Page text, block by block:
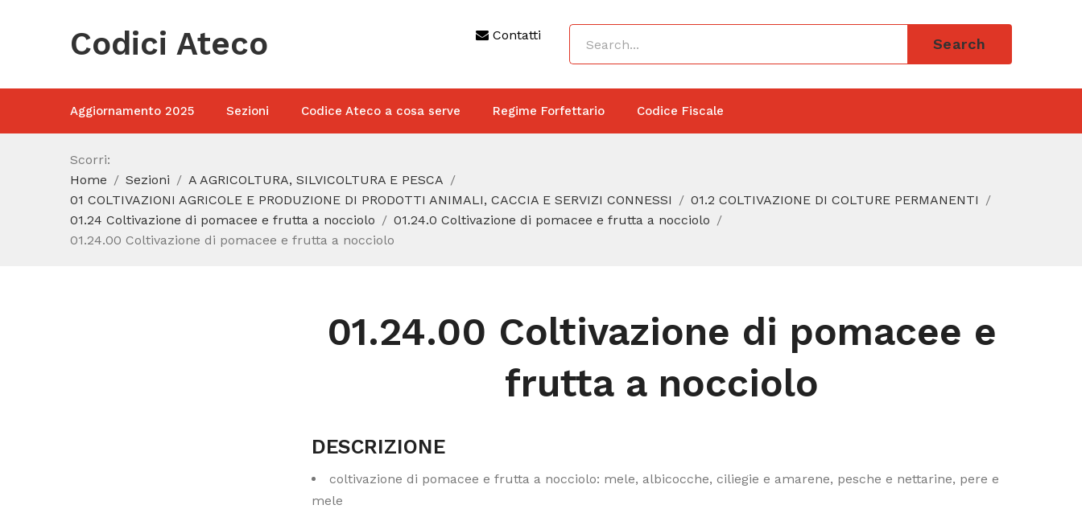
Codici Ateco Contatti
Search
Aggiornamento 2025 Sezioni Codice Ateco a cosa serve Regime Forfettario Codice Fiscale
Scorri:
Home
Sezioni
A AGRICOLTURA, SILVICOLTURA E PESCA
01 COLTIVAZIONI AGRICOLE E PRODUZIONE DI PRODOTTI ANIMALI, CACCIA E SERVIZI CONNESSI
01.2 COLTIVAZIONE DI COLTURE PERMANENTI
01.24 Coltivazione di pomacee e frutta a nocciolo
01.24.0 Coltivazione di pomacee e frutta a nocciolo
01.24.00 Coltivazione di pomacee e frutta a nocciolo
01.24.00 Coltivazione di pomacee e
frutta a nocciolo
DESCRIZIONE
coltivazione di pomacee e frutta a nocciolo: mele, albicocche, ciliegie e amarene, pesche e nettarine, pere e
mele